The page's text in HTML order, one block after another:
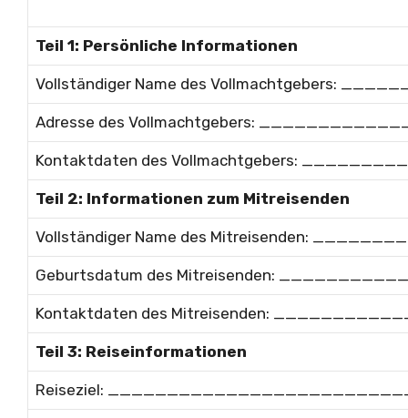
Teil 1: Persönliche Informationen
Vollständiger Name des Vollmachtgebers:
Adresse des Vollmachtgebers:
Kontaktdaten des Vollmachtgebers:
Teil 2: Informationen zum Mitreisenden
Vollständiger Name des Mitreisenden:
Geburtsdatum des Mitreisenden:
Kontaktdaten des Mitreisenden:
Teil 3: Reiseinformationen
Reiseziel: